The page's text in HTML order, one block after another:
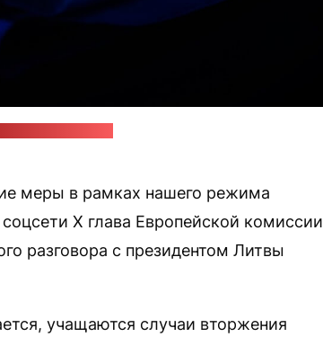
меры в рамках нашего режима
X глава Европейской комиссии
разговора с президентом Литвы
учащаются случаи вторжения